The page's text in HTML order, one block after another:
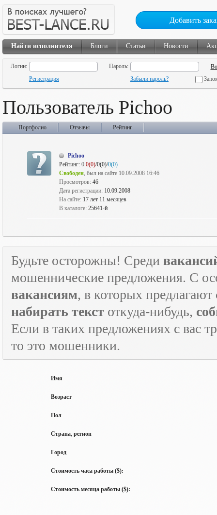
Добавить
Найти исполнителя Блоги Статьи Новости
Логин:
Пароль:
Регистрация
Забыли пароль?
Пользователь Pichoo
Портфолио Отзывы Рейтинг
Pichoo
Рейтинг: 0 0(0)/0(0)/0(0)
Свободен, был на сайте 10.09.2008 16:46
Просмотров: 46
Дата регистрации: 10.09.2008
На сайте: 17 лет 11 месяцев
В каталоге: 25641-й
Будьте осторожны! Среди
мошеннические предложения. С
вакансиям, в которых предлагают
набирать текст откуда-нибудь,
Если в таких предложениях с вас
то это мошенники.
Имя
Возраст
Пол
Страна, регион
Город
Стоимость часа работы ($):
Стоимость месяца работы ($):